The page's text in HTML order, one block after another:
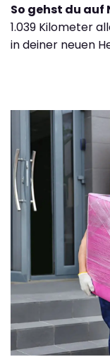
So gehst du auf
1.039 Kilometer
in deiner neuen